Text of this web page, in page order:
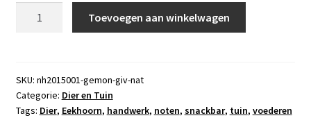
Toevoegen aan winkelwagen
SKU: nh2015001-gemon-giv-nat
Categorie: Dier en Tuin
Tags: Dier, Eekhoorn, handwerk, noten, snackbar, tuin, voederen